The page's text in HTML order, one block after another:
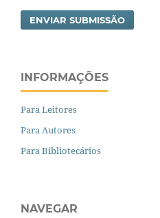
ENVIAR SUBMISSÃO
INFORMAÇÕES
Para Leitores
Para Autores
Para Bibliotecários
NAVEGAR